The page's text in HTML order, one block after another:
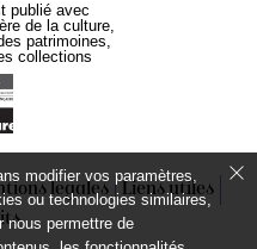
publié avec
de la culture,
patrimoines,
collections
légales
Liens utiles
modifier vos paramètres,
ou technologies similaires,
nous permettre de